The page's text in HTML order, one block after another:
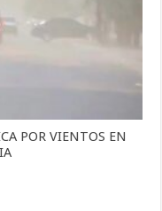
POR VIENTOS EN